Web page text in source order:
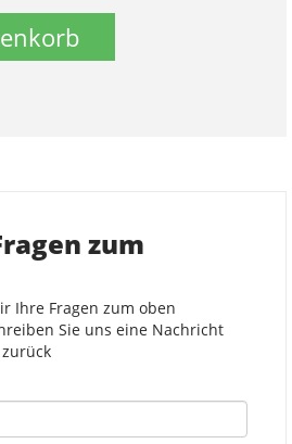
zum
Ihre Fragen zum oben
Sie uns eine Nachricht